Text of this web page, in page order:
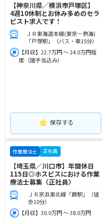
【神奈川県／横浜市戸塚区】
4週10休制とお休み多めのセラ
ピスト求人です！
ＪＲ東海道本線(東京－熱海)
「戸塚駅」（バス・車15分）
【月収】22.7万円 ～ 24.0万円程
度（諸手当込み）
保存する
作業療法士 正社員
【埼玉県／川口市】年間休日
115日◎ホスピスにおける作業
療法士募集〈正社員〉
ＪＲ京浜東北線「蕨駅」（徒
歩10分）
【月収】30.0万円 ～ 38.0万円